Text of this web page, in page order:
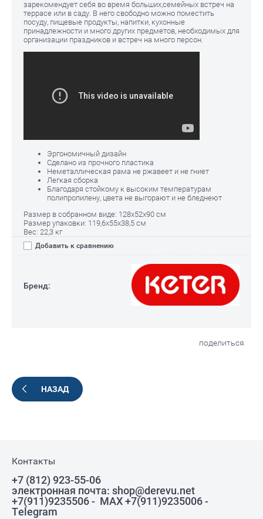
зарекомендует себя во время больших,семейных встреч на
террасе или в саду. В него свободно можно поместить
посуду, пищевые продукты, напитки, кухонные
принадлежности и много других предметов, необходимых для
организации праздников и встреч на много персон.
Эргономичный дизайн
Сделано из прочного пластика
Неметаллическая рама не ржавеет и не гниет
Легкая сборка
Благодаря стойкому к высоким температурам
полипропилену, цвета не выгорают и не бледнеют
Размер в собранном виде: 128x52x90 см
Размер упаковки: 119,6x55x38,5 см
Вес: 22,3 кг
Добавить к сравнению
Бренд:
поделиться
НАЗАД
Контакты
+7 (812) 923-55-06
электронная почта: shop@derevu.net
+7(911)9235506 - MAX +7(911)9235006 -
Telegram